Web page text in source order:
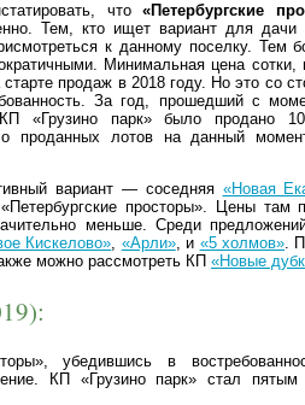
что«Петербургские
Тем, кто ищет вариант для дачи
к данному поселку.
Минимальная цена
продаж в 2018 году. Но это со
За год, прошедший с
«Грузино парк» было продано
проданных лотов на данный
вариант — соседняя «Новая
«Петербургские просторы». Цены
меньше. Среди
Кискелово», «Арли», и «5 холмов».
можно рассмотреть КП «Новые
убедившись в
КП «Грузино парк» стал